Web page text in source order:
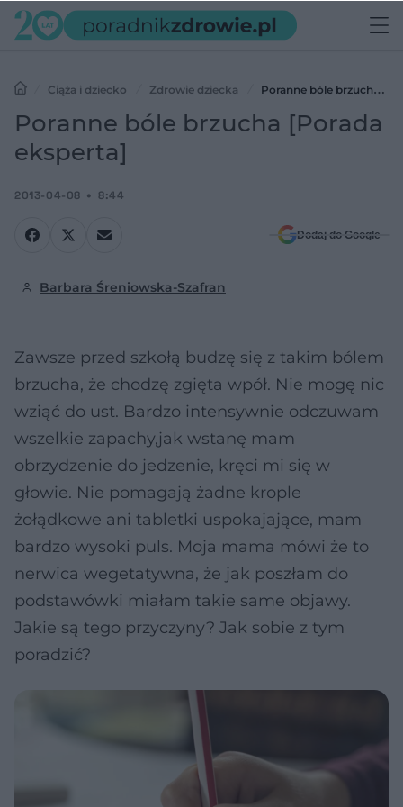
Ciąża i dziecko Zdrowie dziecka
Poranne bóle brzucha
[Porada eksperta]
Poranne bóle brzucha [Porada
eksperta]
2013-04-08 8:44
Dodaj do Google
Barbara Śreniowska-Szafran
Zawsze przed szkołą budzę się z takim bólem
brzucha, że chodzę zgięta wpół. Nie mogę nic
wziąć do ust. Bardzo intensywnie odczuwam
wszelkie zapachy,jak wstanę mam
obrzydzenie do jedzenie, kręci mi się w
głowie. Nie pomagają żadne krople
żołądkowe ani tabletki uspokajające, mam
bardzo wysoki puls. Moja mama mówi że to
nerwica wegetatywna, że jak poszłam do
podstawówki miałam takie same objawy.
Jakie są tego przyczyny? Jak sobie z tym
poradzić?